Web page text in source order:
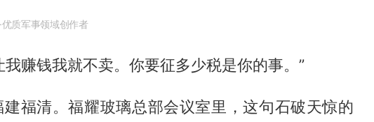
·优质军事领域创作者
我赚钱我就不卖。你要征多少税是你的事。”
福清。福耀玻璃总部会议室里，这句石破天惊的